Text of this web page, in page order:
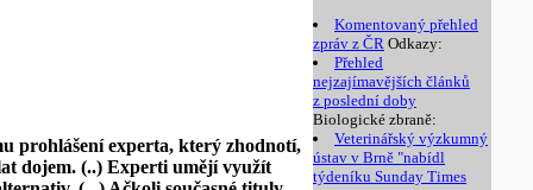
Komentovaný přehled
zpráv z ČR Odkazy:
Přehled
nejzajímavějších článků
z poslední doby
Biologické zbraně:
Veterinářský výzkumný
ústav v Brně "nabídl
týdeníku Sunday Times
prohlášení experta, který zhodnotí,
dojem. (..) Experti umějí využít